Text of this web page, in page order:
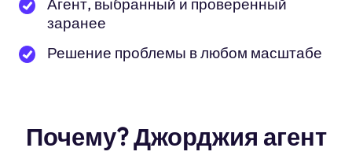
заранее
Решение проблемы в любом масштабе
Почему? Джорджия агент